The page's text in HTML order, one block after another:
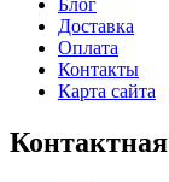
Блог
Доставка
Оплата
Контакты
Карта сайта
Контактная